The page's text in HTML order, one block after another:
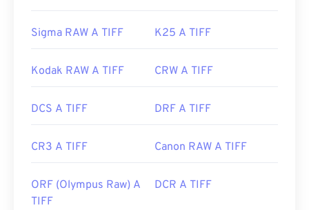
Sigma RAW A TIFF K25 A TIFF
Kodak RAW A TIFF CRW A TIFF
DCS A TIFF DRF A TIFF
CR3 A TIFF Canon RAW A TIFF
ORF (Olympus Raw) A
TIFF
DCR A TIFF